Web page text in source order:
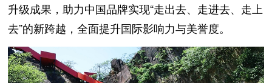
升级成果，助力中国品牌实现“走出去、走进去、走上
去”的新跨越，全面提升国际影响力与美誉度。